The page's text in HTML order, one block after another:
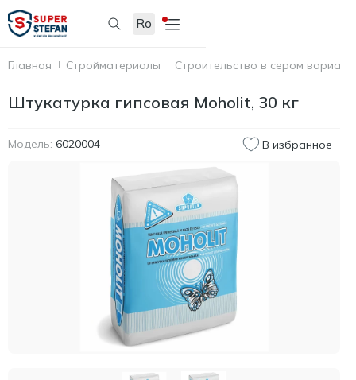
Ro
Главная Стройматериалы Строительство в сером
Штукатурка гипсовая Moholit, 30 кг
Модель: 6020004 В избранное